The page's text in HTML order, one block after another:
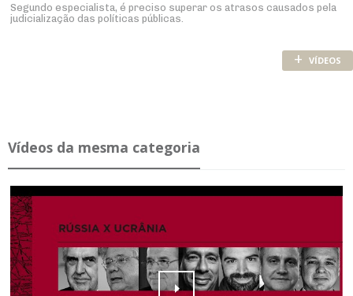
Segundo especialista, é preciso superar os atrasos causados pela
judicialização das políticas públicas.
+ VÍDEOS
Ví­deos da mesma ca­te­goria